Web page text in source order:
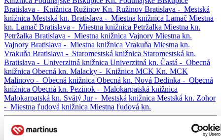
Bratislava - Knižnica Ružinov Kn. Ružinov Bratislava - Mestská
knižnica Mestská kn. Bratislava - Miestna knižnica Lamač Miestna
kn. Lamač Bratislava - Miestna knižnica Petržalka Miestna kn.
Petržalka Bratislava - Miestna knižnica Vajnory Miestna kn.
Vajnory Bratislava - Miestna knižnica Vrakuňa Miestna kn.
Vrakuňa Bratislava - Staromestská knižnica Staromestská kn.
Bratislava - Univerzitná knižnica Univerzitná kn. Častá - Obecná
knižnica Obecná kn. Malacky - Knižnica MCK Kn. MCK
Malinovo - Obecná knižnica Obecná kn. Nová Dedinka - Obecná
knižnica Obecná kn. Pezinok - Malokarpatská knižnica
Malokarpatská kn. Svätý Jur - Mestská knižnica Mestská kn. Zohor
- Miestna ľudová knižnica Miestna ľudová kn.
Košický kraj (4)
Košice -Knižnica pre mládež
Michalovce -